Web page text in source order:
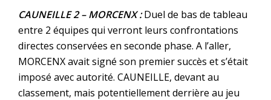
CAUNEILLE 2 – MORCENX :Duel de bas de tableau
entre 2 équipes qui verront leurs confrontations
directes conservées en seconde phase. A l’aller,
MORCENX avait signé son premier succès et s’était
imposé avec autorité. CAUNEILLE, devant au
classement, mais potentiellement derrière au jeu